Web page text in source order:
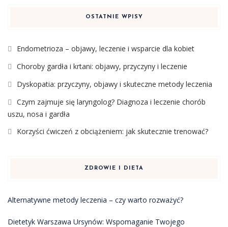
OSTATNIE WPISY
Endometrioza – objawy, leczenie i wsparcie dla kobiet
Choroby gardła i krtani: objawy, przyczyny i leczenie
Dyskopatia: przyczyny, objawy i skuteczne metody leczenia
Czym zajmuje się laryngolog? Diagnoza i leczenie chorób
uszu, nosa i gardła
Korzyści ćwiczeń z obciążeniem: jak skutecznie trenować?
ZDROWIE I DIETA
Alternatywne metody leczenia – czy warto rozważyć?
Dietetyk Warszawa Ursynów: Wspomaganie Twojego